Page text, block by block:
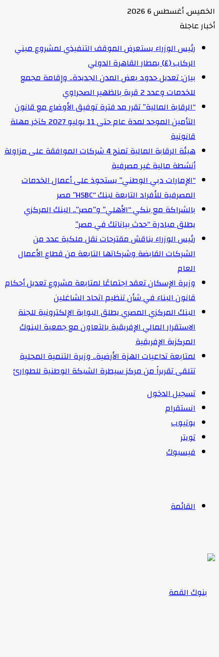
الخميس, أغسطس 6 2026
أخبار عاجلة
رئيس الوزراء يستعرض الموقف التنفيذي لمشروع مبني
الركاب (٤) بمطار القاهرة الدولي
بيان: تعديل حدود بعض المدن الجديدة.. وإقامة مجمع
للخدمات وعدد 2 قرية بالظهير الصحراوي
“الرقابة المالية” تقرر مد فترة توفيق الأوضاع مع قانون
التأمين الموحد لمدة عام حتى 11 يوليو 2027 كآخر مهلة
قانونية
هيئة الرقابة المالية تمنح 4 شركات الموافقة على مزاولة
أنشطة مالية غير مصرفية
“الإمارات دبي الوطني” يستحوذ على أعمال الخدمات
المصرفية للأفراد التابعة لبنك “HSBC” مصر
بالشراكة مع بنكي “الأهلي” و”مصر”.. البنك المركزي
يطلق مبادرة “حدث بياناتك في مصر”
رئيس الوزراء يناقش مقترحات نقل ملكية عدد من
الشركات القابضة وشركاتها التابعة من قطاع الأعمال
العام
وزيرة الإسكان تعقد اجتماعًا لمتابعة مشروع تعديل أحكام
قانون البناء في شأن تنظيم اتحاد الشاغلين
البنك المركزي المصري يطلق البوابة الإلكترونية للجنة
الاستقرار المالي الإفريقية بالتعاون مع جمعية البنوك
المركزية الإفريقية
لمتابعة تداعيات الهزة الأرضية.. وزيرة التنمية المحلية
تتلقى تقريراً من مركز سيطرة الشبكة الوطنية للطوارئ
تسجيل الدخول
انستقرام
يوتيوب
تويتر
فيسبوك
القائمة